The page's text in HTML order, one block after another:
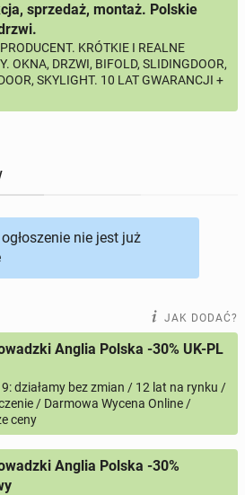
305 profili online
166ogłoszeń online
12ogłoszeń online
sprzedaż, montaż. Polskie
KRÓTKIE I REALNE
OKNA, DRZWI, BIFOLD, SLIDINGDOOR,
SKYLIGHT. 10 LAT GWARANCJI +
nie jest już
JAK DODAĆ?
Anglia Polska -30% UK-PL
działamy bez zmian / 12 lat na rynku /
/ Darmowa Wycena Online /
ceny
Anglia Polska -30%